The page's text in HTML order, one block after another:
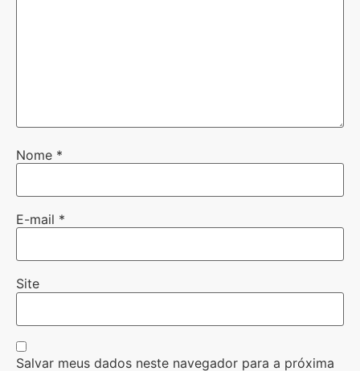
Nome *
E-mail *
Site
Salvar meus dados neste navegador para a próxima